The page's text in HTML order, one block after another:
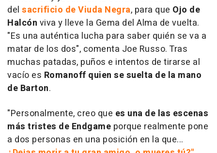
del sacrificio de Viuda Negra, para que Ojo de
Halcón viva y lleve la Gema del Alma de vuelta.
"Es una auténtica lucha para saber quién se va a
matar de los dos", comenta Joe Russo. Tras
muchas patadas, puños e intentos de tirarse al
vacío es Romanoff quien se suelta de la mano
de Barton.
"Personalmente, creo que es una de las escenas
más tristes de Endgame porque realmente pone
a dos personas en una posición en la que...